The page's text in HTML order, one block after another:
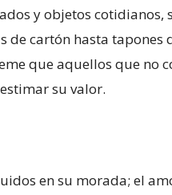
y objetos cotidianos,
de cartón hasta tapones
que aquellos que no
su valor.
en su morada; el